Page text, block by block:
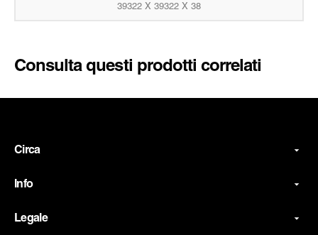
39322 X 39322 X 38
Consulta questi prodotti correlati
Circa
Info
Legale